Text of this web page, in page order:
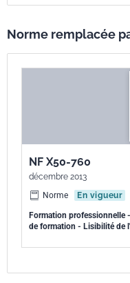
Norme remplacée
NF X50-760
décembre 2013
Norme
En vigueur
Formation professionnelle
de formation - Lisibilité de